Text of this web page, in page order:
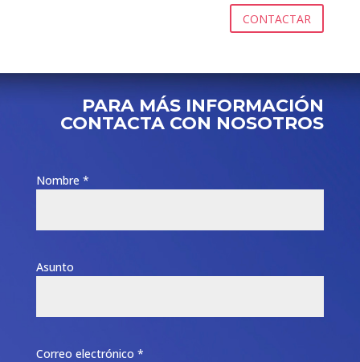
CONTACTAR
PARA MÁS INFORMACIÓN
CONTACTA CON NOSOTROS
Nombre *
Asunto
Correo electrónico *